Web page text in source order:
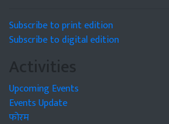
Subscribe to print edition
Subscribe to digital edition
Activities
Upcoming Events
Events Update
फोरम